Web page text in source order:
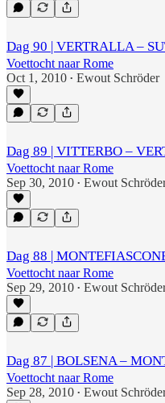
Dag 90 | VERTRALLA –
Voettocht naar Rome
Oct 1, 2010 • Ewout Schröder
Dag 89 | VITTERBO –
Voettocht naar Rome
Sep 30, 2010 • Ewout
Dag 88 |
Voettocht naar Rome
Sep 29, 2010 • Ewout
Dag 87 | BOLSENA –
Voettocht naar Rome
Sep 28, 2010 • Ewout